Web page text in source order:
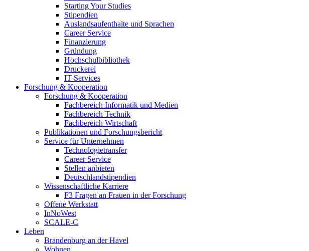
Starting Your Studies
Stipendien
Auslandsaufenthalte und Sprachen
Career Service
Finanzierung
Gründung
Hochschulbibliothek
Druckerei
IT-Services
Forschung & Kooperation
Forschung & Kooperation
Fachbereich Informatik und Medien
Fachbereich Technik
Fachbereich Wirtschaft
Publikationen und Forschungsbericht
Service für Unternehmen
Technologietransfer
Career Service
Stellen anbieten
Deutschlandstipendien
Wissenschaftliche Karriere
F3 Fragen an Frauen in der Forschung
Offene Werkstatt
InNoWest
SCALE-C
Leben
Brandenburg an der Havel
Wohnen